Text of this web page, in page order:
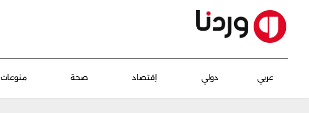
عربي دولي إقتصاد صحة منوعات